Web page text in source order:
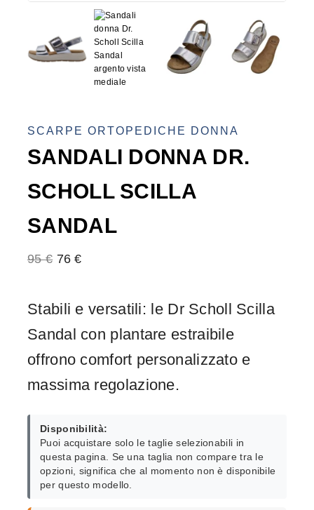
SCARPE ORTOPEDICHE DONNA
SANDALI DONNA DR.
SCHOLL SCILLA
SANDAL
95€ 76€
Stabili e versatili: le Dr Scholl Scilla
Sandal con plantare estraibile
offrono comfort personalizzato e
massima regolazione.
Disponibilità:
Puoi acquistare solo le taglie selezionabili in
questa pagina. Se una taglia non compare tra le
opzioni, significa che al momento non è disponibile
per questo modello.